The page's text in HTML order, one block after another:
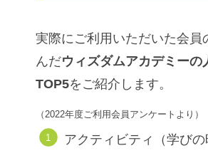
実際にご利用いただいた会員
んだウィズダムアカデミーの
TOP5をご紹介します。
（2022年度ご利用会員アンケートより）
アクティビティ（学びの